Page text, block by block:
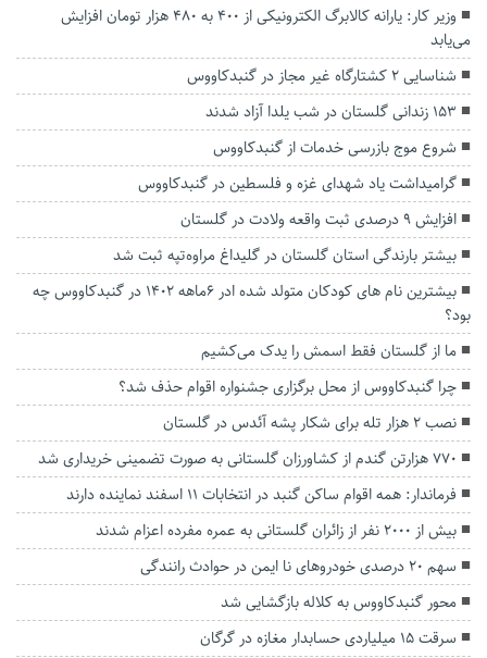
وزیر کار: یارانه کالابرگ الکترونیکی از ۴۰۰ به ۴۸۰ هزار تومان افزایش
می‌یابد
شناسایی ۲ کشتارگاه غیر مجاز در گنبدکاووس
۱۵۳ زندانی گلستان در شب یلدا آزاد شدند
شروع موج بازرسی خدمات از گنبدکاووس
گرامیداشت یاد شهدای غزه و فلسطین در گنبدکاووس
افزایش ۹ درصدی ثبت واقعه ولادت در گلستان
بیشتر بارندگی استان گلستان در گلیداغ مراوه‌تپه ثبت شد
بیشترین نام های کودکان متولد شده ادر 6ماهه 1402 در گنبدکاووس چه
بود؟
ما از گلستان فقط‌ اسمش را یدک می‌کشیم
چرا گنبدکاووس از محل برگزاری جشنواره اقوام حذف شد؟
نصب ۲ هزار تله برای شکار پشه آئدس در گلستان
۷۷۰ هزارتن گندم از کشاورزان گلستانی به صورت تضمینی خریداری شد
فرماندار: همه اقوام ساکن گنبد در انتخابات ۱۱ اسفند نماینده دارند
بیش از ۲۰۰۰ نفر از زائران گلستانی به عمره مفرده اعزام شدند
سهم ۲۰ درصدی خودروهای نا ایمن در حوادث رانندگی
محور گنبدکاووس به کلاله بازگشایی شد
سرقت ۱۵ میلیاردی حسابدار مغازه در گرگان